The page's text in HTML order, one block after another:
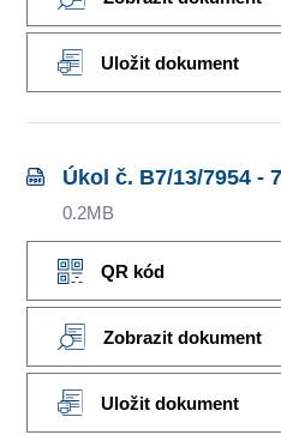
Uložit dokument
Úkol č. B7/13/7954 -
0.2MB
QR kód
Zobrazit dokument
Uložit dokument